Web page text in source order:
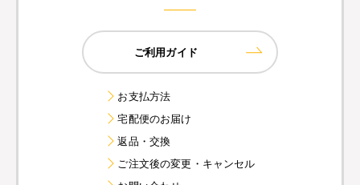
ご利用ガイド
お支払方法
宅配便のお届け
返品・交換
ご注文後の変更・キャンセル